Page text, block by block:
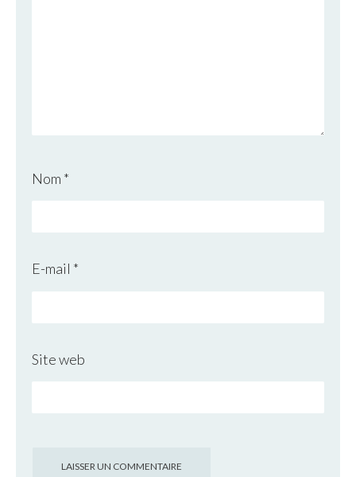
Nom *
E-mail *
Site web